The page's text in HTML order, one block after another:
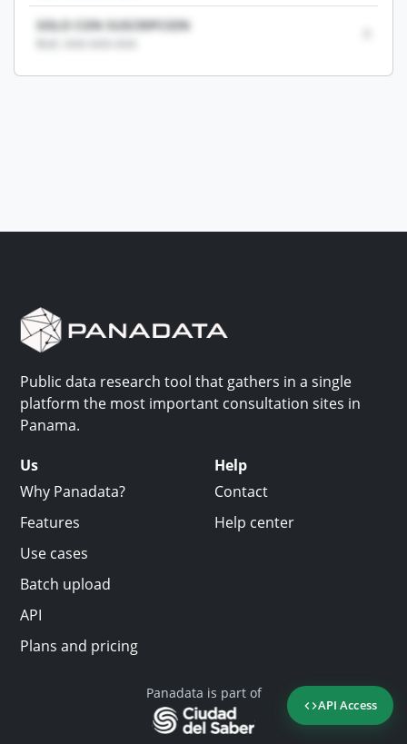
API Access
SOLO CON SUSCRIPCION
Public data research tool that gathers in a single
platform the most important consultation sites in
Panama.
Us
Why Panadata?
Features
Use cases
Batch upload
API
Plans and pricing
Help
Contact
Help center
Panadata is part of